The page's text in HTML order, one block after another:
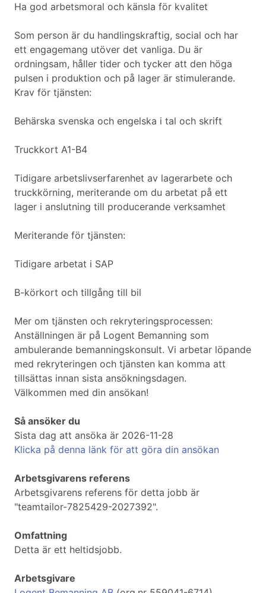
Ha god arbetsmoral och känsla för kvalitet
Som person är du handlingskraftig, social och har
ett engagemang utöver det vanliga. Du är
ordningsam, håller tider och tycker att den höga
pulsen i produktion och på lager är stimulerande.
Krav för tjänsten:
Behärska svenska och engelska i tal och skrift
Truckkort A1-B4
Tidigare arbetslivserfarenhet av lagerarbete och
truckkörning, meriterande om du arbetat på ett
lager i anslutning till producerande verksamhet
Meriterande för tjänsten:
Tidigare arbetat i SAP
B-körkort och tillgång till bil
Mer om tjänsten och rekryteringsprocessen:
Anställningen är på Logent Bemanning som
ambulerande bemanningskonsult. Vi arbetar löpande
med rekryteringen och tjänsten kan komma att
tillsättas innan sista ansökningsdagen.
Välkommen med din ansökan!
Så ansöker du
Sista dag att ansöka är 2026-11-28
Klicka på denna länk för att göra din ansökan
Arbetsgivarens referens
Arbetsgivarens referens för detta jobb är
"teamtailor-7825429-2027392".
Omfattning
Detta är ett heltidsjobb.
Arbetsgivare